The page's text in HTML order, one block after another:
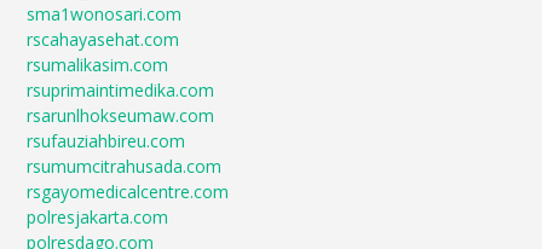
sma1wonosari.com
rscahayasehat.com
rsumalikasim.com
rsuprimaintimedika.com
rsarunlhokseumaw.com
rsufauziahbireu.com
rsumumcitrahusada.com
rsgayomedicalcentre.com
polresjakarta.com
polresdago.com